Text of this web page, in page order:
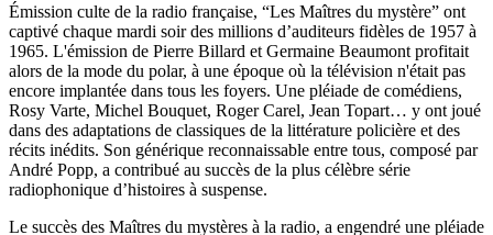
Émission culte de la radio française, “Les Maîtres du mystère” ont
captivé chaque mardi soir des millions d’auditeurs fidèles de 1957 à
1965. L'émission de Pierre Billard et Germaine Beaumont profitait
alors de la mode du polar, à une époque où la télévision n'était pas
encore implantée dans tous les foyers. Une pléiade de comédiens,
Rosy Varte, Michel Bouquet, Roger Carel, Jean Topart… y ont joué
dans des adaptations de classiques de la littérature policière et des
récits inédits. Son générique reconnaissable entre tous, composé par
André Popp, a contribué au succès de la plus célèbre série
radiophonique d’histoires à suspense.
Le succès des Maîtres du mystères à la radio, a engendré une pléiade